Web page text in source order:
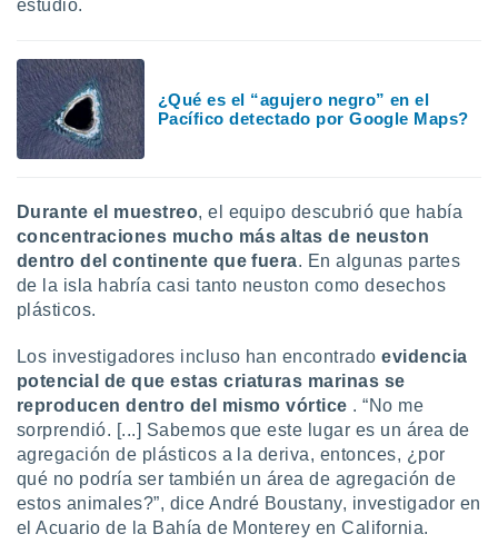
crear un
uso de
contenido
de la
el
del
o a través
de
de
de
uso de
con el
estudio.
¿Qué es el “agujero negro” en el
Pacífico detectado por Google Maps?
Durante el muestreo, el equipo descubrió que había
concentraciones mucho más altas de neuston
dentro del continente que fuera. En algunas partes
de la isla habría casi tanto neuston como desechos
plásticos.
Los investigadores incluso han encontradoevidencia
potencial de que estas criaturas marinas se
reproducen dentro del mismo vórtice . “No me
sorprendió. [...] Sabemos que este lugar es un área de
agregación de plásticos a la deriva, entonces, ¿por
qué no podría ser también un área de agregación de
estos animales?”, dice André Boustany, investigador en
el Acuario de la Bahía de Monterey en California.